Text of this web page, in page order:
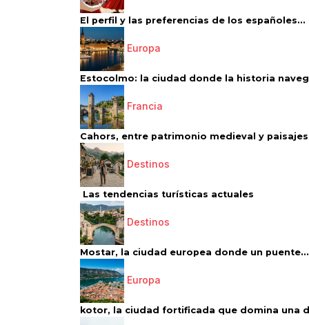
El perfil y las preferencias de los españoles...
Europa
Estocolmo: la ciudad donde la historia
Francia
Cahors, entre patrimonio medieval y paisajes
Destinos
Las tendencias turísticas actuales
Destinos
Mostar, la ciudad europea donde un puente...
Europa
kotor, la ciudad fortificada que domina una